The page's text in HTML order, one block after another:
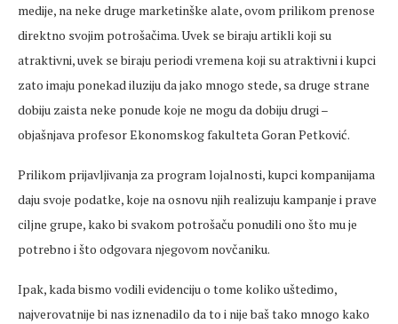
medije, na neke druge marketinške alate, ovom prilikom prenose
direktno svojim potrošačima. Uvek se biraju artikli koji su
atraktivni, uvek se biraju periodi vremena koji su atraktivni i kupci
zato imaju ponekad iluziju da jako mnogo stede, sa druge strane
dobiju zaista neke ponude koje ne mogu da dobiju drugi –
objašnjava profesor Ekonomskog fakulteta Goran Petković.
Prilikom prijavljivanja za program lojalnosti, kupci kompanijama
daju svoje podatke, koje na osnovu njih realizuju kampanje i prave
ciljne grupe, kako bi svakom potrošaču ponudili ono što mu je
potrebno i što odgovara njegovom novčaniku.
Ipak, kada bismo vodili evidenciju o tome koliko uštedimo,
najverovatnije bi nas iznenadilo da to i nije baš tako mnogo kako